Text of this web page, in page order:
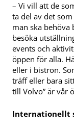
– Vi vill att de
ta del av det
man ska behöva
besöka
events och
öppen för alla.
eller i bistron.
träff eller bara
till Volvo” är vår
Internationellt